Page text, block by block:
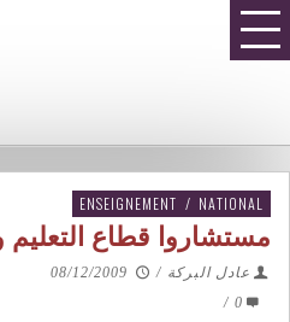
ENSEIGNEMENT / NATIONAL
مستشاروا قطاع التعليم
عادل البركة /
08/12/2009
0
/